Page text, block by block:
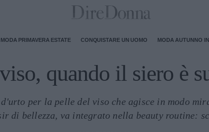
MODA PRIMAVERA ESTATE CONQUISTARE UN UOMO MODA AUTUNNO
quando il siero è
per la pelle del viso che agisce in modo
di bellezza, va integrato nella beauty routine: